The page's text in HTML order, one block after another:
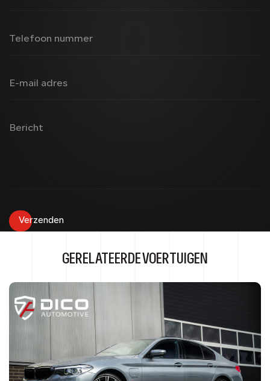
Telefoon nummer
E-mail adres
Bericht
Verzenden
GERELATEERDE VOERTUIGEN